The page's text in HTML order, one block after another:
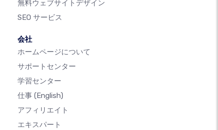
無料ウェブサイトデザイン
SEO サービス
会社
ホームページについて
サポートセンター
学習センター
仕事 (English)
アフィリエイト
エキスパート